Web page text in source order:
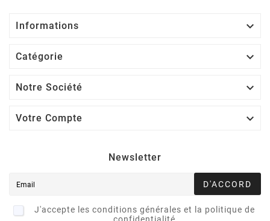
Informations 
Catégorie 
Notre Société 
Votre Compte 
Newsletter
D'ACCORD
J'accepte les conditions générales et la politique de